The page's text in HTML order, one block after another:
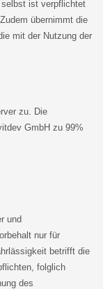
selbst ist verpflichtet
übernimmt die
mit der Nutzung der
zu. Die
GmbH zu 99%
und
nur für
betrifft die
folglich
des